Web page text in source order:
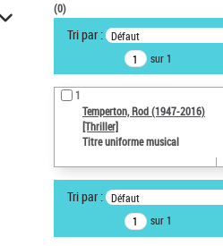
VOTRE RECHERCHE
Recherche avancée dans les
notices d’autorité
Œuvres liées à l'auteur :
Temperton, Rod (1947-2016)
Sauvegarder votre recherche
AFFINER
Type de notice d'autorité
(0)
Tri par : Défaut
sur 1
1
Temperton, Rod (1947-2016)
[Thriller]
Titre uniforme musical
Tri par : Défaut
sur 1